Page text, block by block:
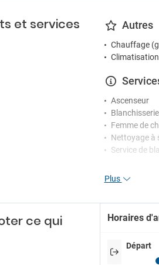
et services Autres
Chauffage
Climatisation
Ascenseur
Blanchisserie
Femme de
Nettoyage à
Service de
Service de
Billard
Plus
ce qui
Horaires
Départ